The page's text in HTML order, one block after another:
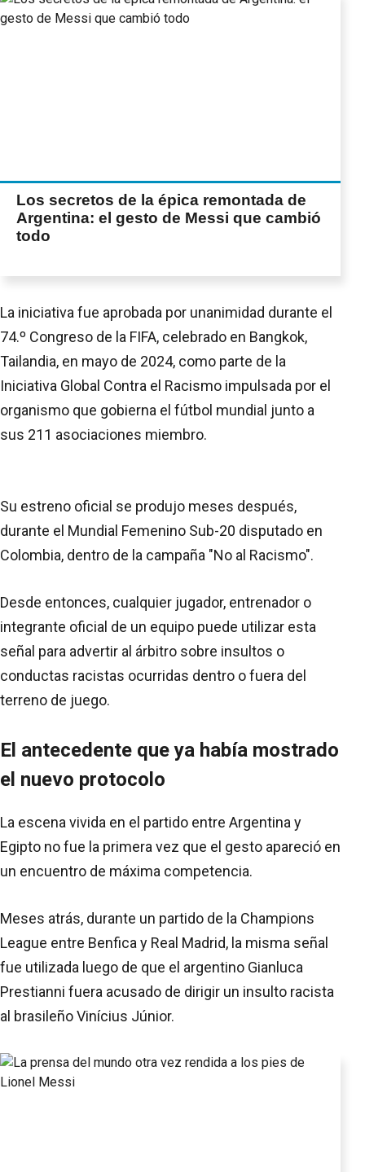
Los secretos de la épica remontada de
Argentina: el gesto de Messi que cambió
todo
La iniciativa fue aprobada por unanimidad durante el
74.º Congreso de la FIFA, celebrado en Bangkok,
Tailandia, en mayo de 2024, como parte de la
Iniciativa Global Contra el Racismo impulsada por el
organismo que gobierna el fútbol mundial junto a
sus 211 asociaciones miembro.
Su estreno oficial se produjo meses después,
durante el Mundial Femenino Sub-20 disputado en
Colombia, dentro de la campaña "No al Racismo".
Desde entonces, cualquier jugador, entrenador o
integrante oficial de un equipo puede utilizar esta
señal para advertir al árbitro sobre insultos o
conductas racistas ocurridas dentro o fuera del
terreno de juego.
El antecedente que ya había mostrado
el nuevo protocolo
La escena vivida en el partido entre Argentina y
Egipto no fue la primera vez que el gesto apareció en
un encuentro de máxima competencia.
Meses atrás, durante un partido de la Champions
League entre Benfica y Real Madrid, la misma señal
fue utilizada luego de que el argentino Gianluca
Prestianni fuera acusado de dirigir un insulto racista
al brasileño Vinícius Júnior.